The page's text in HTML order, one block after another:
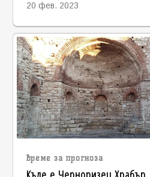
20 фев. 2023
време за прогноза